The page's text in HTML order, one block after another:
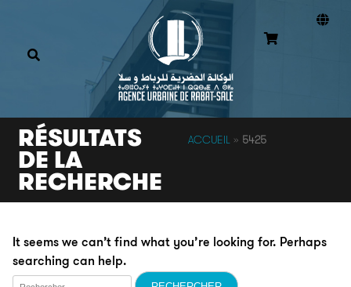
RÉSULTATS
DE LA
RECHERCHE
ACCUEIL » 5425
It seems we can’t find what you’re looking for. Perhaps
searching can help.
Rechercher :